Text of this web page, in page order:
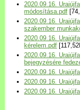
Versenyképes
Program
Települési
Kézikönyv
Hírek
2020.09.16.
módosítása.pdf
2020.09.16.
szakember
2020.09.16.
kérelem.pdf
2020.09.16.
bejegyzésére
2020.09.16.
2020.09.16.
2020.09.16.